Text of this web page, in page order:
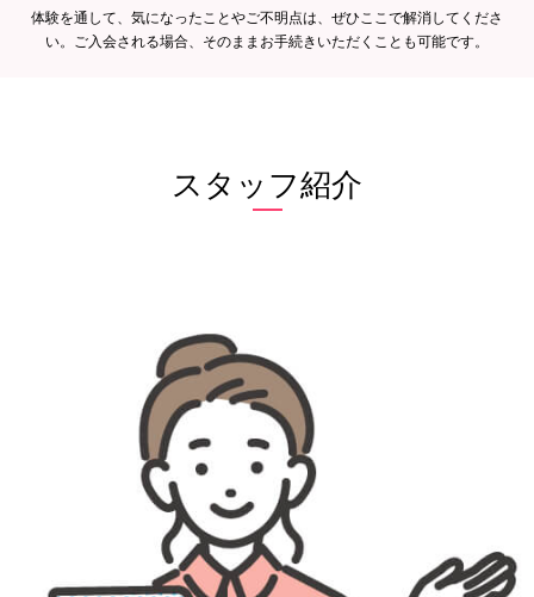
体験を通して、気になったことやご不明点は、ぜひここで解消してくださ
い。ご入会される場合、そのままお手続きいただくことも可能です。
スタッフ紹介